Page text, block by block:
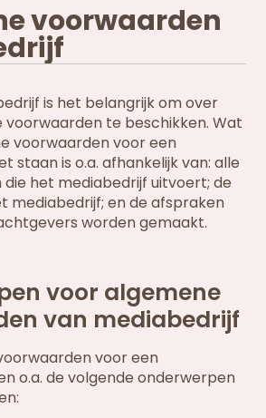
voorwaarden
is het belangrijk om over
voorwaarden te beschikken. Wat
voorwaarden voor een
staan is o.a. afhankelijk van: alle
het mediabedrijf uitvoert; de
mediabedrijf; en de afspraken
worden gemaakt.
voor algemene
van mediabedrijf
voor een
o.a. de volgende onderwerpen